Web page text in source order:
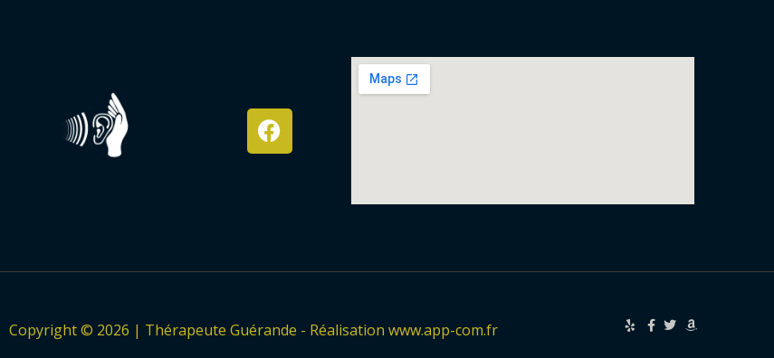
F
a
c
k
Copyright © 2026 | Thérapeute Guérande - Réalisation www.app-com.fr